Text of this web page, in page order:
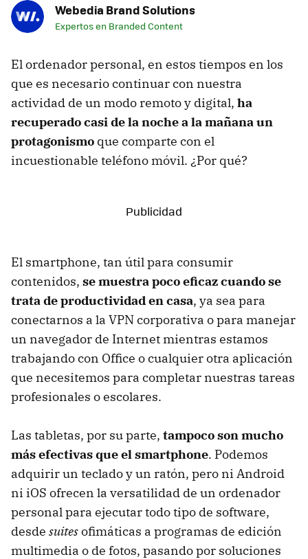
Webedia Brand Solutions
Expertos en Branded Content
El ordenador personal, en estos tiempos en los
que es necesario continuar con nuestra
actividad de un modo remoto y digital, ha
recuperado casi de la noche a la mañana un
protagonismo que comparte con el
incuestionable teléfono móvil. ¿Por qué?
El smartphone, tan útil para consumir
contenidos, se muestra poco eficaz cuando se
trata de productividad en casa, ya sea para
conectarnos a la VPN corporativa o para manejar
un navegador de Internet mientras estamos
trabajando con Office o cualquier otra aplicación
que necesitemos para completar nuestras tareas
profesionales o escolares.
Las tabletas, por su parte, tampoco son mucho
más efectivas que el smartphone. Podemos
adquirir un teclado y un ratón, pero ni Android
ni iOS ofrecen la versatilidad de un ordenador
personal para ejecutar todo tipo de software,
desde suitesofimáticas a programas de edición
multimedia o de fotos, pasando por soluciones